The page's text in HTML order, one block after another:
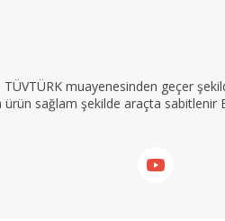
muayenesinden geçer
sağlam şekilde araçta sabitlenir